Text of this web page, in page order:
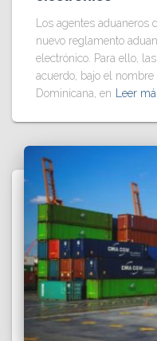
Los agentes
nuevo reglamento
electrónico. Para ello,
acuerdo, bajo el
Dominicana, en
Leer